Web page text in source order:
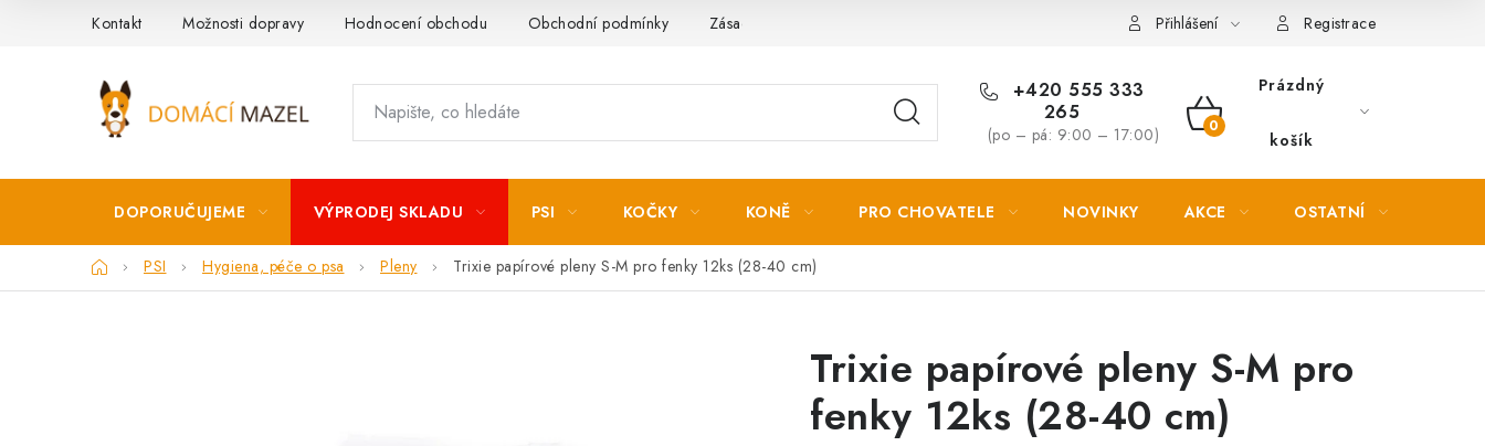
Kontakt Možnosti dopravy Hodnocení obchodu Obchodní podmínky Zásady zpracování osobních údajů Přihlášení Registrace
+420 555 333
265
(po – pá: 9:00 – 17:00)
NÁKUPNÍ
Prázdný
košík
DOPORUČUJEME VÝPRODEJ SKLADU PSI KOČKY KONĚ PRO CHOVATELE NOVINKY AKCE OSTATNÍ
DomůPSI Hygiena, péče o psa Pleny Trixie papírové pleny S-M pro fenky 12ks (28-40 cm)
Trixie papírové pleny S-M pro
fenky 12ks (28-40 cm)